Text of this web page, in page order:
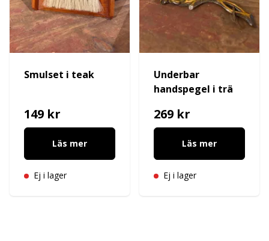
Smulset i teak
149 kr
Läs mer
Ej i lager
Underbar
handspegel i trä
269 kr
Läs mer
Ej i lager